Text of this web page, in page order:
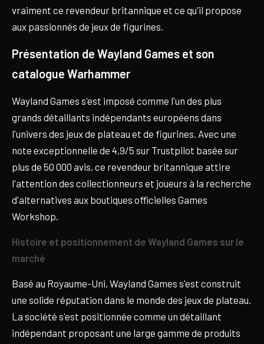
vraiment ce revendeur britannique et ce qu'il propose
aux passionnés de jeux de figurines.
Présentation de Wayland Games et son
catalogue Warhammer
Wayland Games s'est imposé comme l'un des plus
grands détaillants indépendants européens dans
l'univers des jeux de plateau et de figurines. Avec une
note exceptionnelle de 4,9/5 sur Trustpilot basée sur
plus de 50 000 avis, ce revendeur britannique attire
l'attention des collectionneurs et joueurs à la recherche
d'alternatives aux boutiques officielles Games
Workshop.
Histoire et positionnement de Wayland Games sur le
marché
Basé au Royaume-Uni, Wayland Games s'est construit
une solide réputation dans le monde des jeux de plateau.
La société s'est positionnée comme un détaillant
indépendant proposant une large gamme de produits